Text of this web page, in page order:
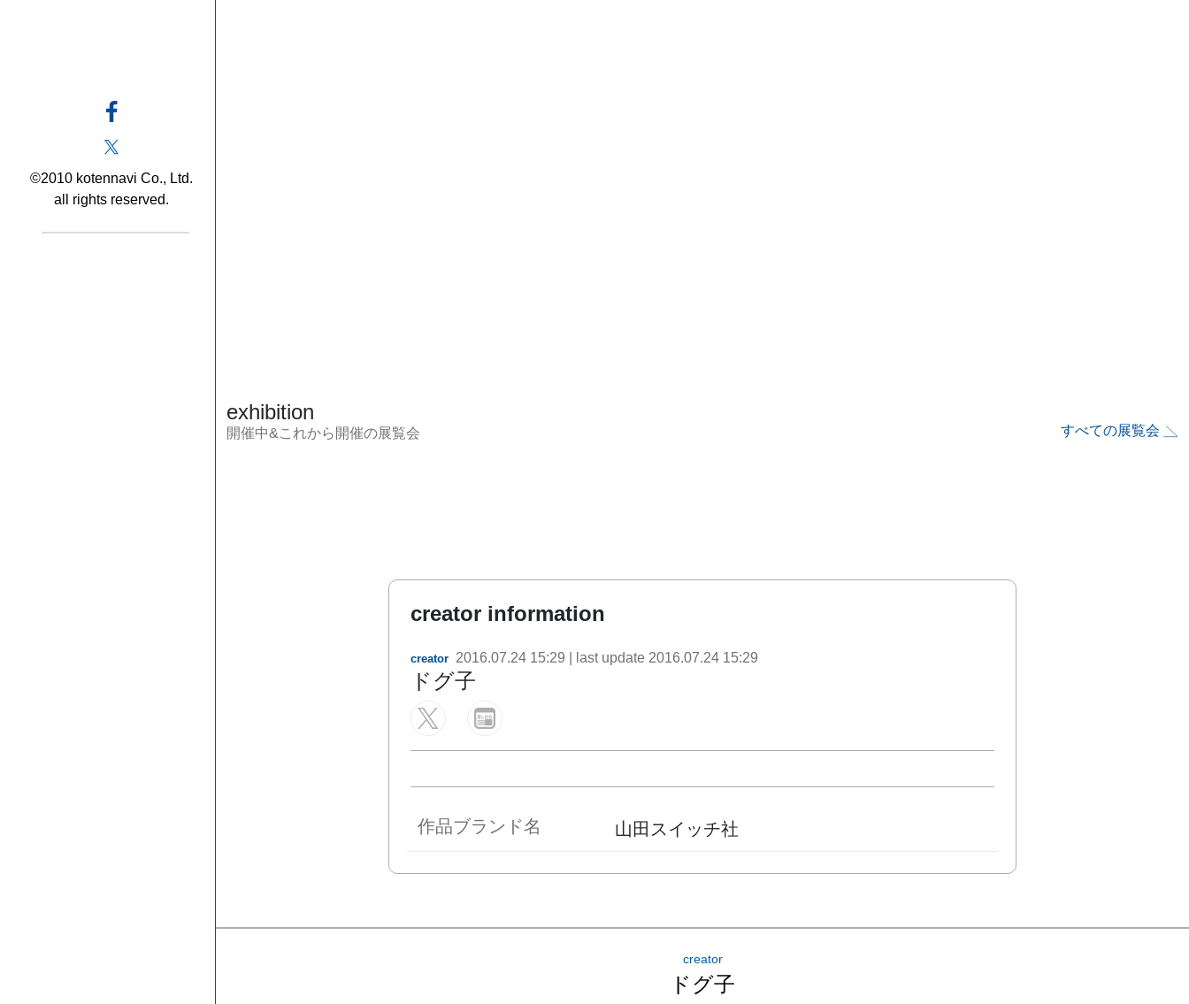
©2010 kotennavi Co., Ltd.
all rights reserved.
exhibition
開催中&これから開催の展覧会 すべての展覧会
creator information
creator 2016.07.24 15:29 | last update 2016.07.24 15:29
ドグ子
作品ブランド名 山田スイッチ社
creator
ドグ子